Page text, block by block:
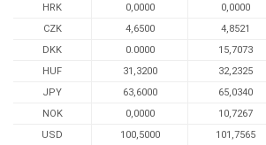
HRK
0,0000 0,0000
CZK
4,6500 4,8521
DKK
0.0000 15,7073
HUF
31,3200 32,2325
JPY
63,6000 65,0340
NOK
0,0000 10,7267
USD
100,5000 101,7565